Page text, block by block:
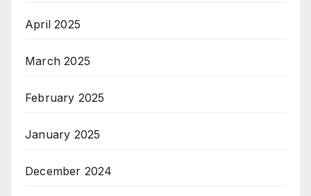
April 2025
March 2025
February 2025
January 2025
December 2024